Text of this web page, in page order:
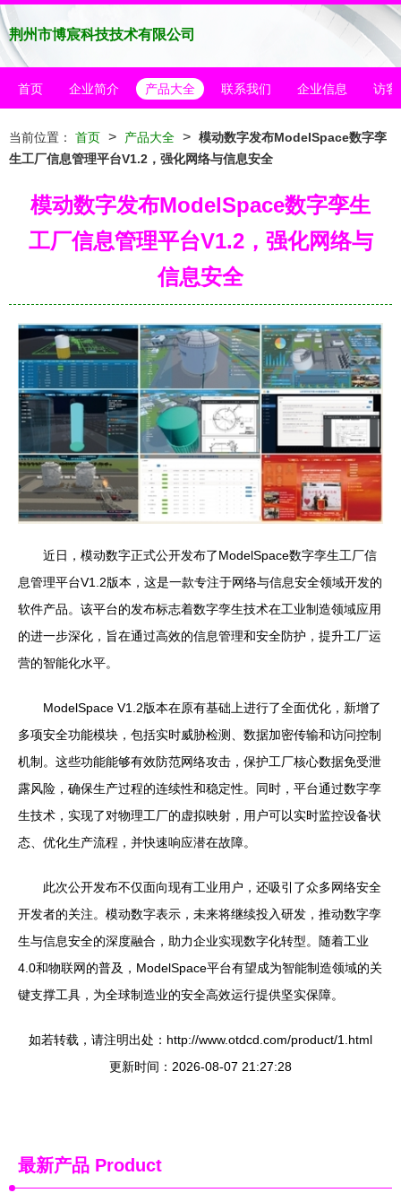
荆州市博宸科技技术有限公司
首页 企业简介 产品大全 联系我们 企业信息 访客
当前位置： 首页 > 产品大全 > 模动数字发布ModelSpace数字孪
生工厂信息管理平台V1.2，强化网络与信息安全
模动数字发布ModelSpace数字孪生
工厂信息管理平台V1.2，强化网络与
信息安全
近日，模动数字正式公开发布了ModelSpace数字孪生工厂信
息管理平台V1.2版本，这是一款专注于网络与信息安全领域开发的
软件产品。该平台的发布标志着数字孪生技术在工业制造领域应用
的进一步深化，旨在通过高效的信息管理和安全防护，提升工厂运
营的智能化水平。
ModelSpace V1.2版本在原有基础上进行了全面优化，新增了
多项安全功能模块，包括实时威胁检测、数据加密传输和访问控制
机制。这些功能能够有效防范网络攻击，保护工厂核心数据免受泄
露风险，确保生产过程的连续性和稳定性。同时，平台通过数字孪
生技术，实现了对物理工厂的虚拟映射，用户可以实时监控设备状
态、优化生产流程，并快速响应潜在故障。
此次公开发布不仅面向现有工业用户，还吸引了众多网络安全
开发者的关注。模动数字表示，未来将继续投入研发，推动数字孪
生与信息安全的深度融合，助力企业实现数字化转型。随着工业
4.0和物联网的普及，ModelSpace平台有望成为智能制造领域的关
键支撑工具，为全球制造业的安全高效运行提供坚实保障。
如若转载，请注明出处：http://www.otdcd.com/product/1.html
更新时间：2026-08-07 21:27:28
最新产品 Product